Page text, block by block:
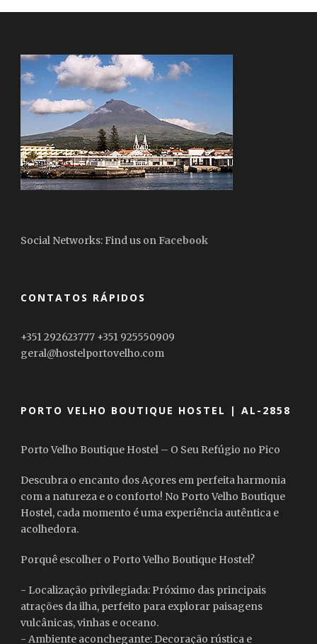
Social Networks: Find us on Facebook
CONTATOS RÁPIDOS
+351 292623777 +351 925550909
geral@hostelportovelho.com
PORTO VELHO BOUTIQUE HOSTEL | AL-2858
Porto Velho Boutique Hostel – O Seu Refúgio no Pico
Descubra o encanto dos Açores em perfeita harmonia
com a natureza e o conforto! No Porto Velho Boutique
Hostel, cada momento é uma experiência autêntica e
acolhedora.
Porquê escolher o Porto Velho Boutique Hostel?
- Localização privilegiada: Próximo das principais
atrações da ilha, perfeito para explorar paisagens
vulcânicas, vinhas e oceano.
- Ambiente aconchegante: Decoração rústica e